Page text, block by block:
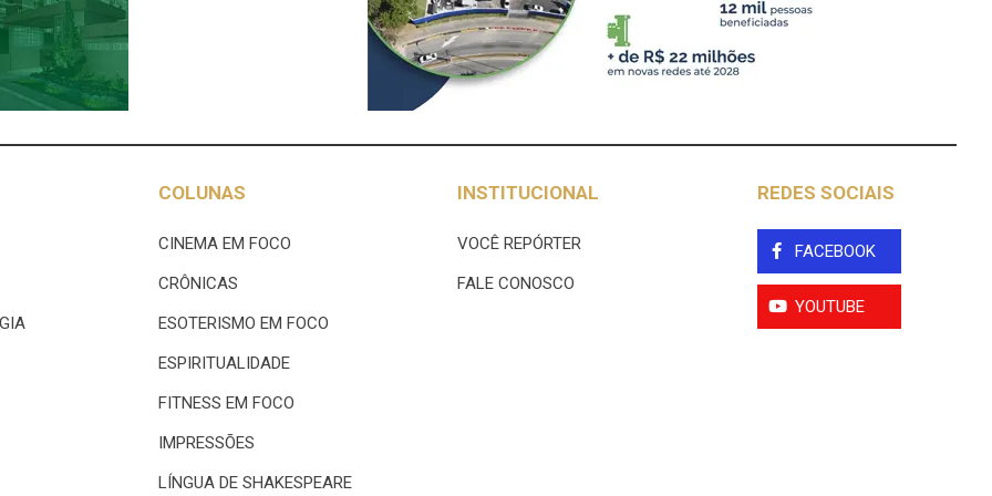
COLUNAS
CINEMA EM FOCO
CRÔNICAS
ESOTERISMO EM FOCO
ESPIRITUALIDADE
FITNESS EM FOCO
IMPRESSÕES
LÍNGUA DE SHAKESPEARE
INSTITUCIONAL
VOCÊ REPÓRTER
FALE CONOSCO
REDES SOCIAIS
FACEBOOK
YOUTUBE